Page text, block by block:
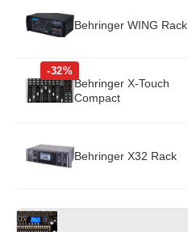
Behringer WING Rack
-32%
Behringer X-Touch
Compact
Behringer X32 Rack